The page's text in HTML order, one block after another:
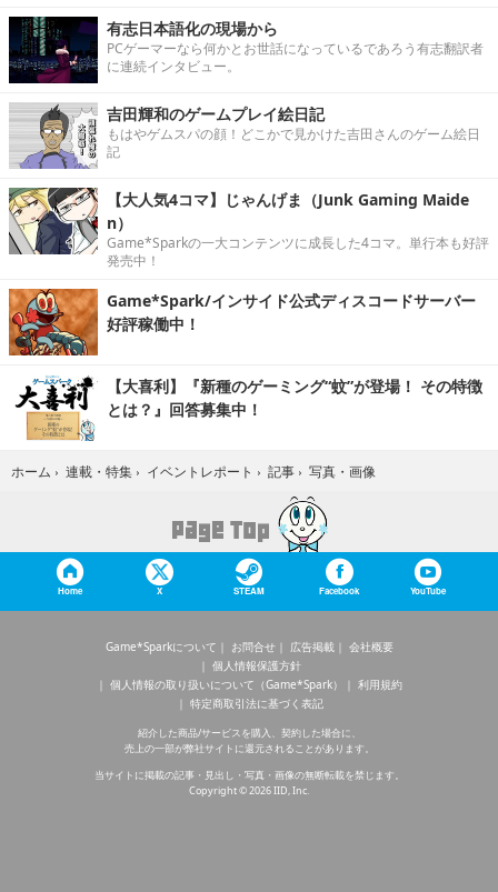
有志日本語化の現場から
PCゲーマーなら何かとお世話になっているであろう有志翻訳者
に連続インタビュー。
吉田輝和のゲームプレイ絵日記
もはやゲムスパの顔！どこかで見かけた吉田さんのゲーム絵日
記
【大人気4コマ】じゃんげま（Junk Gaming Maide
n）
Game*Sparkの一大コンテンツに成長した4コマ。単行本も好評
発売中！
Game*Spark/インサイド公式ディスコードサーバー
好評稼働中！
【大喜利】『新種のゲーミング“蚊”が登場！ その特徴
とは？』回答募集中！
ホーム › 連載・特集 › イベントレポート › 記事 › 写真・画像
Home X STEAM Facebook YouTube
Game*Sparkについて お問合せ 広告掲載
会社概要
個人情報保護方針
個人情報の取り扱いについて（Game*Spark）
利用規約
特定商取引法に基づく表記
紹介した商品/サービスを購入、契約した場合に、
売上の一部が弊社サイトに還元されることがあります。
当サイトに掲載の記事・見出し・写真・画像の無断転載を禁じます。
Copyright © 2026 IID, Inc.